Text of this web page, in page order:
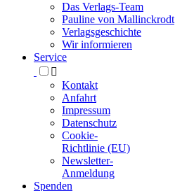
Das Verlags-Team
Pauline von Mallinckrodt
Verlagsgeschichte
Wir informieren
Service

Kontakt
Anfahrt
Impressum
Datenschutz
Cookie-
Richtlinie (EU)
Newsletter-
Anmeldung
Spenden